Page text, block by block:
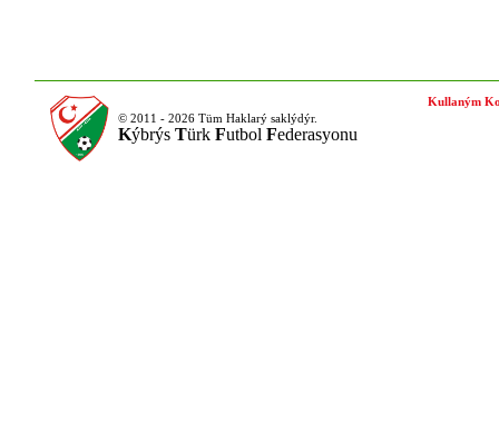
© 2011 - 2026 Tüm Haklarý saklýdýr.
Kýbrýs Türk Futbol Federasyonu
Kullaným